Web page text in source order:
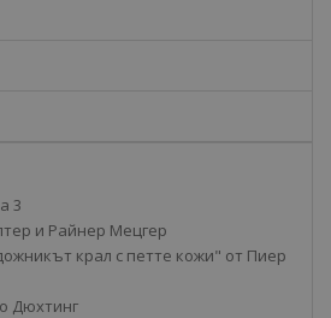
3
и Райнер Мецгер
крал с петте кожи" от Пиер
Дюхтинг